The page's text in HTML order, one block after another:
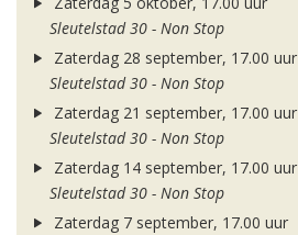
Sleutelstad 30 - Non Stop
Zaterdag 28 september, 17.00 uur
Sleutelstad 30 - Non Stop
Zaterdag 21 september, 17.00 uur
Sleutelstad 30 - Non Stop
Zaterdag 14 september, 17.00 uur
Sleutelstad 30 - Non Stop
Zaterdag 7 september, 17.00 uur